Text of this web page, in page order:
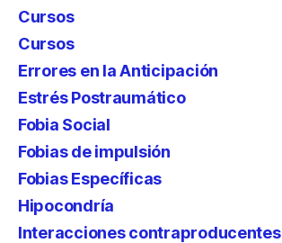
Cursos
Cursos
Errores en la Anticipación
Estrés Postraumático
Fobia Social
Fobias de impulsión
Fobias Específicas
Hipocondría
Interacciones contraproducentes